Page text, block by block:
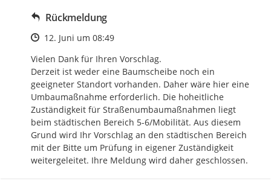
Rückmeldung
Zeitpunkt des Erstellens
12. Juni um 08:49
Vielen Dank für Ihren Vorschlag.
Derzeit ist weder eine Baumscheibe noch ein
geeigneter Standort vorhanden. Daher wäre hier eine
Umbaumaßnahme erforderlich. Die hoheitliche
Zuständigkeit für Straßenumbaumaßnahmen liegt
beim städtischen Bereich 5-6/Mobilität. Aus diesem
Grund wird Ihr Vorschlag an den städtischen Bereich
mit der Bitte um Prüfung in eigener Zuständigkeit
weitergeleitet. Ihre Meldung wird daher geschlossen.